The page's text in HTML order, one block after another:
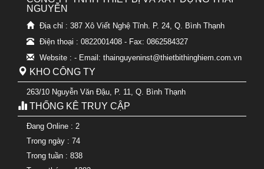
NGUYỄN
Địa chỉ : 387 Xô Viết Nghệ Tĩnh. P. 24, Q. Bình Thạnh
Điện thoại : 0822001408 - Fax: 0862584327
Website : - Email: thainguyeninst@thietbithinghiem.com.vn
KHO CÔNG TY
263/10 Nguyễn Văn Đậu, P. 11, Q. Bình Thạnh
THỐNG KÊ TRUY CẬP
Đang Online : 2
Trong ngày : 74
Trong tuần : 838